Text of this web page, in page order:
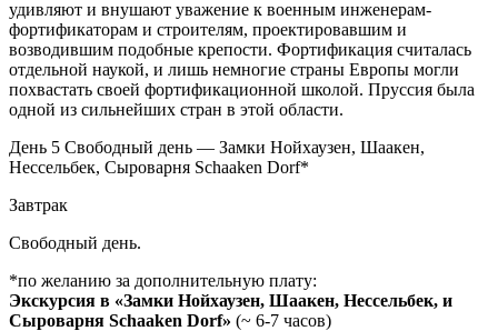
удивляют и внушают уважение к военным инженерам-
фортификаторам и строителям, проектировавшим и
возводившим подобные крепости. Фортификация считалась
отдельной наукой, и лишь немногие страны Европы могли
похвастать своей фортификационной школой. Пруссия была
одной из сильнейших стран в этой области.
День 5 Свободный день — Замки Нойхаузен, Шаакен,
Нессельбек, Сыроварня Schaaken Dorf*
Завтрак
Свободный день.
*по желанию за дополнительную плату:
Экскурсия в «Замки Нойхаузен, Шаакен, Нессельбек, и
Сыроварня Schaaken Dorf» (~ 6-7 часов)